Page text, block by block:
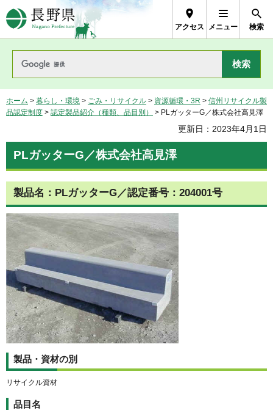
長野県Nagano Prefecture
アクセス メニュー 検索
ホーム > 暮らし・環境 > ごみ・リサイクル > 資源循環・3R > 信州リサイクル製
品認定制度 > 認定製品紹介（種類、品目別） > PLガッターG／株式会社高見澤
更新日：2023年4月1日
PLガッターG／株式会社高見澤
製品名：PLガッターG／認定番号：204001号
製品・資材の別
リサイクル資材
品目名